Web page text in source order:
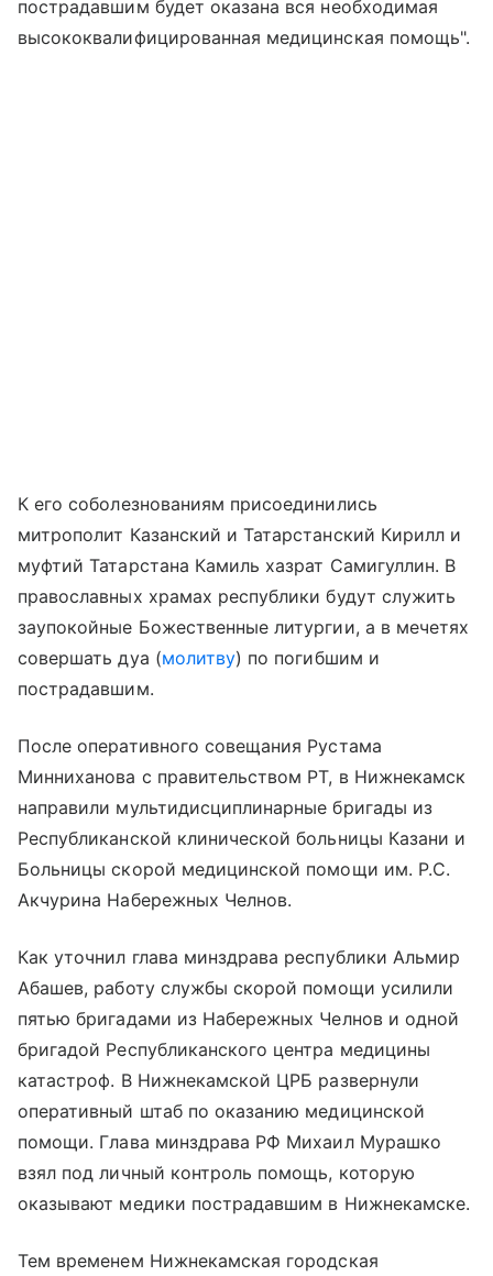
пострадавшим будет оказана вся необходимая
высококвалифицированная медицинская помощь".
К его соболезнованиям присоединились
митрополит Казанский и Татарстанский Кирилл и
муфтий Татарстана Камиль хазрат Самигуллин. В
православных храмах республики будут служить
заупокойные Божественные литургии, а в мечетях
совершать дуа (молитву) по погибшим и
пострадавшим.
После оперативного совещания Рустама
Минниханова с правительством РТ, в Нижнекамск
направили мультидисциплинарные бригады из
Республиканской клинической больницы Казани и
Больницы скорой медицинской помощи им. Р.С.
Акчурина Набережных Челнов.
Как уточнил глава минздрава республики Альмир
Абашев, работу службы скорой помощи усилили
пятью бригадами из Набережных Челнов и одной
бригадой Республиканского центра медицины
катастроф. В Нижнекамской ЦРБ развернули
оперативный штаб по оказанию медицинской
помощи. Глава минздрава РФ Михаил Мурашко
взял под личный контроль помощь, которую
оказывают медики пострадавшим в Нижнекамске.
Тем временем Нижнекамская городская